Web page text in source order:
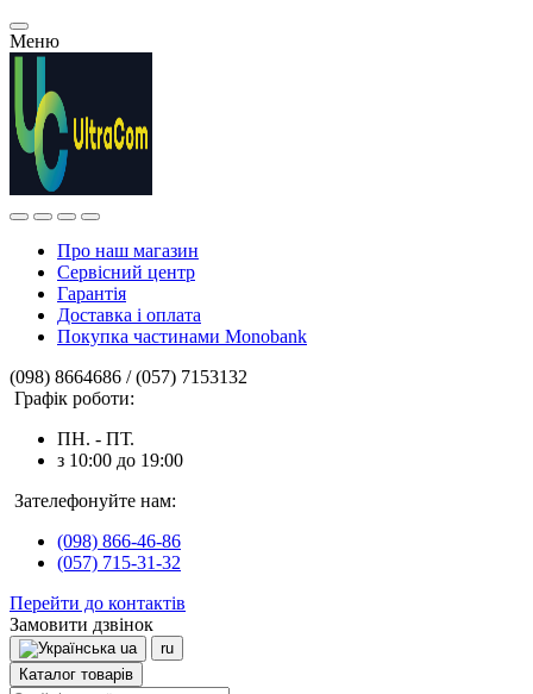
Меню
Про наш магазин
Сервісний центр
Гарантія
Доставка і оплата
Покупка частинами Monobank
(098) 8664686 / (057) 7153132
Графік роботи:
ПН. - ПТ.
з 10:00 до 19:00
Зателефонуйте нам:
(098) 866-46-86
(057) 715-31-32
Перейти до контактів
Замовити дзвінок
ua
ru
Каталог товарів